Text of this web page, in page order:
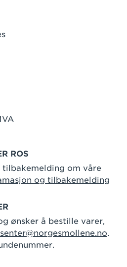
ROS
tilbakemelding om våre
og tilbakemelding
ønsker å bestille varer,
.